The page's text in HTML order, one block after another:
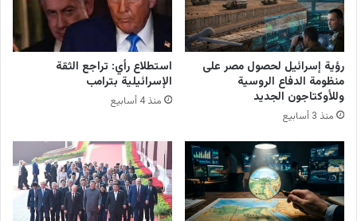
رؤية إسرائيل لحصول مصر على
منظومة الدفاع الروسية
وللأوكتاجون الجديد
منذ 3 أسابيع
استطلاع رأي: تراجع الثقة
الإسرائيلية بترامب
منذ 4 أسابيع